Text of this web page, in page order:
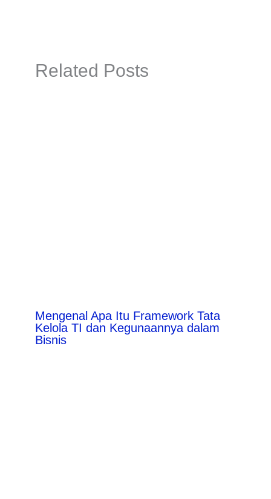
Related Posts
Mengenal Apa Itu Framework Tata
Kelola TI dan Kegunaannya dalam
Bisnis